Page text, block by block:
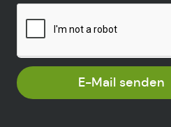
E-Mail senden